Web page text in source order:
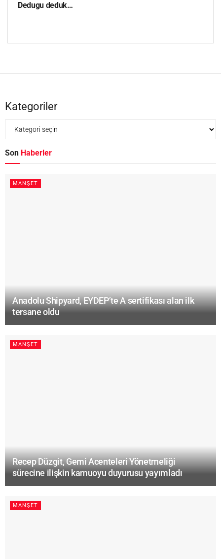
Dedugu deduk…
Kategoriler
Son Haberler
MANŞET
Anadolu Shipyard, EYDEP’te A sertifikası alan ilk
tersane oldu
MANŞET
Recep Düzgit, Gemi Acenteleri Yönetmeliği
sürecine ilişkin kamuoyu duyurusu yayımladı
MANŞET